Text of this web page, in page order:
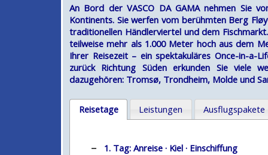
An Bord der VASCO DA GAMA nehmen Sie
Kontinents. Sie werfen vom berühmten Berg
traditionellen Händlerviertel und dem
teilweise mehr als 1.000 Meter hoch aus dem
Ihrer Reisezeit – ein spektakuläres Once-in-a-
zurück Richtung Süden erkunden Sie viele
dazugehören: Tromsø, Trondheim, Molde und
Reisetage Leistungen Ausflugspakete
1. Tag: Anreise · Kiel · Einschiffung